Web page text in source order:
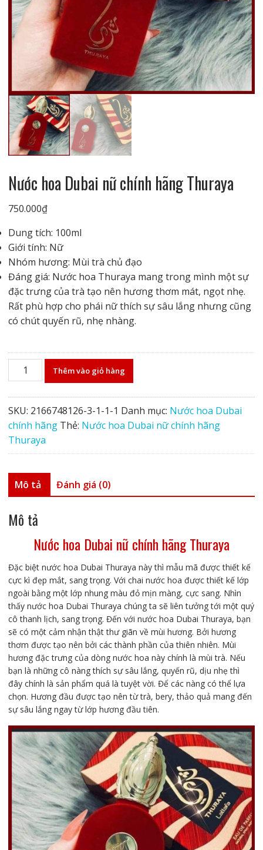
Nước hoa Dubai nữ chính hãng Thuraya
750.000₫
Dung tích: 100ml
Giới tính: Nữ
Nhóm hương: Mùi trà chủ đạo
Đáng giá: Nước hoa Thuraya mang trong mình một sự
đặc trưng của trà tạo nên hương thơm mát, ngọt nhẹ.
Rất phù hợp cho phái nữ thích sự sâu lắng nhưng cũng
có chút quyến rũ, nhẹ nhàng.
Nước
hoa
Dubai
nữ
chính
hãng
Thuraya
lượng
Thêm vào giỏ hàng
SKU: 2166748126-3-1-1-1 Danh mục: Nước hoa Dubai
chính hãng Thẻ: Nước hoa Dubai nữ chính hãng
Thuraya
Mô tả Đánh giá (0)
Mô tả
Nước hoa Dubai nữ chính hãng Thuraya
Đặc biệt nước hoa Dubai Thuraya này thì mẫu mã được thiết kế
cực kì đẹp mắt, sang trọng. Với chai nước hoa được thiết kế lớp
ngoài bằng một lớp nhung màu đỏ mịn màng, cực sang. Nhìn
thấy nước hoa Dubai Thuraya chúng ta sẽ liên tưởng tới một quý
cô thanh lịch, sang trọng. Đến với nước hoa Dubai Thuraya, bạn
sẽ có một cảm nhận thật thư giãn về mùi hương. Bởi hương
thơm được tạo nên bởi các thành phần của thiên nhiên. Mùi
hương đặc trưng của dòng nước hoa này chính là mùi trà. Nếu
bạn là những cô nàng thích sự sâu lắng, quyến rũ, dịu nhẹ thì
đây chính là sản phẩm quá là tuyệt vời. Để các nàng có thể lựa
chọn. Hương đầu được tạo nên từ trà, bery, thảo quả mang đến
sự sâu lắng ngay từ lớp hương đầu tiên.